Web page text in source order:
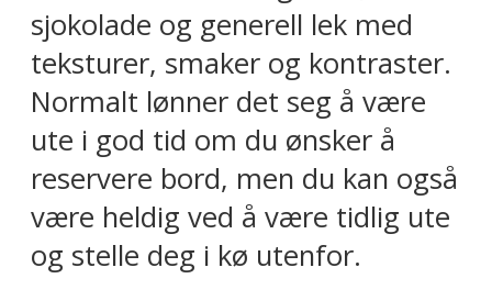
sjokolade og generell lek med
teksturer, smaker og kontraster.
Normalt lønner det seg å være
ute i god tid om du ønsker å
reservere bord, men du kan også
være heldig ved å være tidlig ute
og stelle deg i kø utenfor.